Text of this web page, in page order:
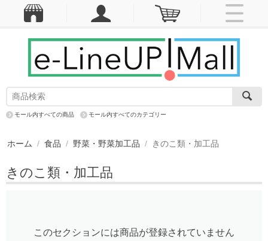
モール内すべての商品 モール内すべてのカテゴリー
ホーム / 食品 / 野菜・野菜加工品 / きのこ類・加工品
きのこ類・加工品
このセクションには商品が登録されていません